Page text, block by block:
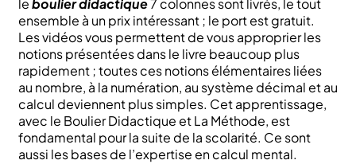
Méthode
+
1
boulier
7
colonnes;
FFF020
Méthode
des
leboulier didactique7 colonnes sont livrés, le tout
ensemble à un prix intéressant ; le port est gratuit.
Les vidéos vous permettent de vous approprier les
notions présentées dans le livre beaucoup plus
rapidement ; toutes ces notions élémentaires liées
au nombre, à la numération, au système décimal et au
calcul deviennent plus simples. Cet apprentissage,
avec le Boulier Didactique et La Méthode, est
fondamental pour la suite de la scolarité. Ce sont
aussi les bases de l’expertise en calcul mental.